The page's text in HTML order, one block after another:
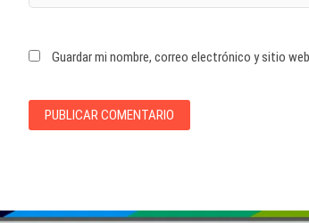
Guardar mi nombre, correo electrónico y sitio